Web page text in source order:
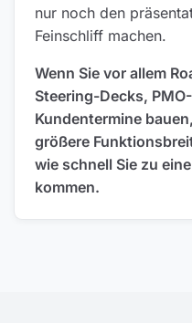
nur noch den
Feinschliff machen.
Wenn Sie vor allem
Steering-Decks,
Kundentermine
größere
wie schnell Sie zu
kommen.